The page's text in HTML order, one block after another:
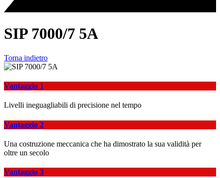
SIP 7000/7 5A
Torna indietro
Vantaggio 1
Livelli ineguagliabili di precisione nel tempo
Vantaggio 2
Una costruzione meccanica che ha dimostrato la sua validità per
oltre un secolo
Vantaggio 3